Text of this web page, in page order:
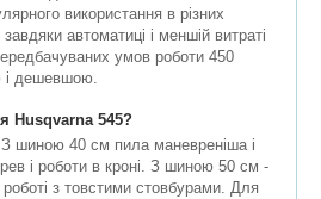
використання в різних
автоматиці і меншій витраті
умов роботи 450
і дешевшою.
Husqvarna 545?
шиною 40 см пила маневреніша і
і роботи в кроні. З шиною 50 см -
з товстими стовбурами. Для